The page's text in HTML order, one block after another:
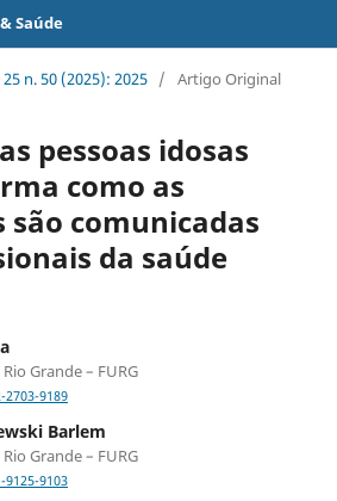
Saúde
25 n. 50 (2025): 2025 / Artigo Original
pessoas idosas
como as
comunicadas
da saúde
Grande – FURG
9189
Barlem
Grande – FURG
9103